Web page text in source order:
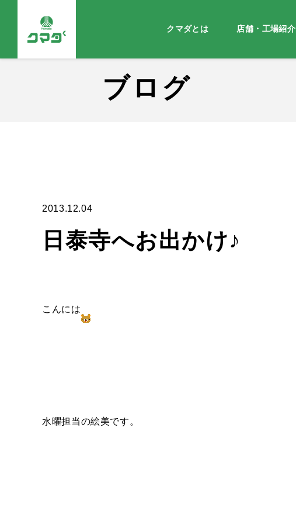
クマダとは 店舗・工場紹介
ブログ
2013.12.04
日泰寺へお出かけ♪
こんには
水曜担当の絵美です。